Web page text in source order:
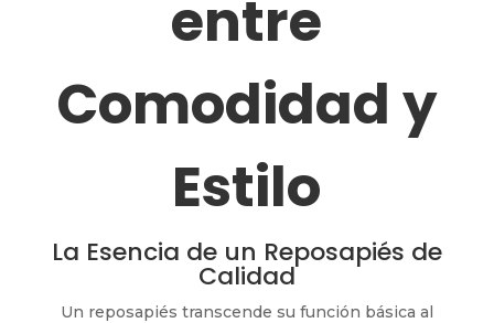
entre
Comodidad y
Estilo
La Esencia de un Reposapiés de
Calidad
Un reposapiés transcende su función básica al